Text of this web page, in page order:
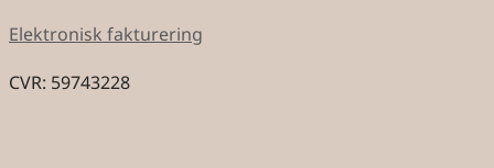
Elektronisk fakturering
CVR: 59743228